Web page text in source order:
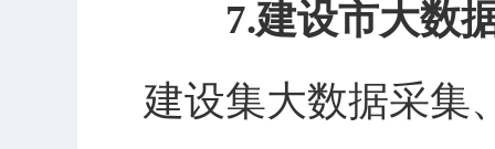
7.建设市大数
建设集大数据采集